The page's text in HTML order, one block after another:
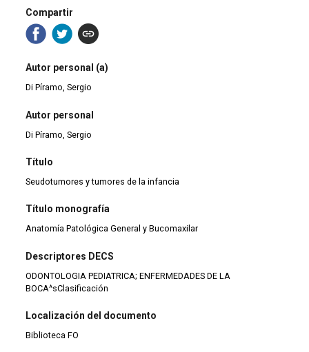
Compartir
Autor personal (a)
Di Píramo, Sergio
Autor personal
Di Píramo, Sergio
Título
Seudotumores y tumores de la infancia
Título monografía
Anatomía Patológica General y Bucomaxilar
Descriptores DECS
ODONTOLOGIA PEDIATRICA; ENFERMEDADES DE LA
BOCA^sClasificación
Localización del documento
Biblioteca FO